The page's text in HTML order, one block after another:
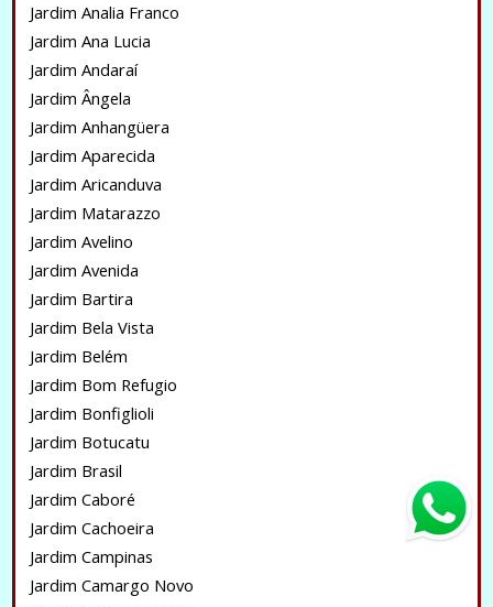
Jardim Analia Franco
Jardim Ana Lucia
Jardim Andaraí
Jardim Ângela
Jardim Anhangüera
Jardim Aparecida
Jardim Aricanduva
Jardim Matarazzo
Jardim Avelino
Jardim Avenida
Jardim Bartira
Jardim Bela Vista
Jardim Belém
Jardim Bom Refugio
Jardim Bonfiglioli
Jardim Botucatu
Jardim Brasil
Jardim Caboré
Jardim Cachoeira
Jardim Campinas
Jardim Camargo Novo